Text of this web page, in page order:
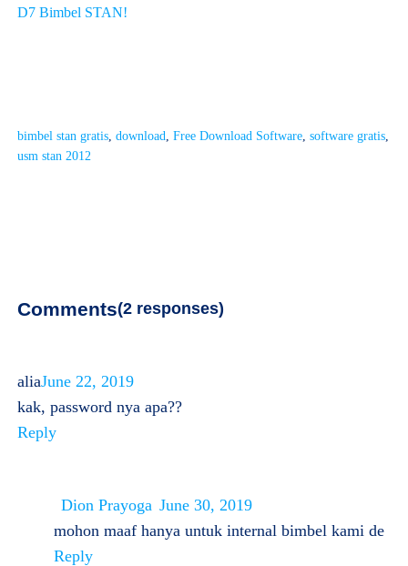
D7 Bimbel STAN!
bimbel stan gratis, download Free Download Software, software gratis
usm stan 2012
Comments 2 responses
aliaJune 22, 2019
kak, password nya apa??
Reply
Dion Prayoga June 30, 2019
mohon maaf hanya untuk internal bimbel kami de
Reply